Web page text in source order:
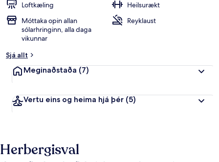
Loftkæling
Heilsurækt
Móttaka opin allan
sólarhringinn, alla daga
vikunnar
Reyklaust
Sjá allt
Meginaðstaða (7)
Vertu eins og heima hjá þér (5)
Herbergisval